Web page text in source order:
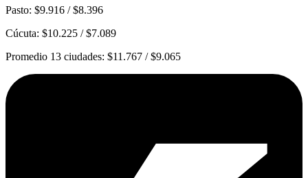
Pasto: $9.916 / $8.396
Cúcuta: $10.225 / $7.089
Promedio 13 ciudades: $11.767 / $9.065